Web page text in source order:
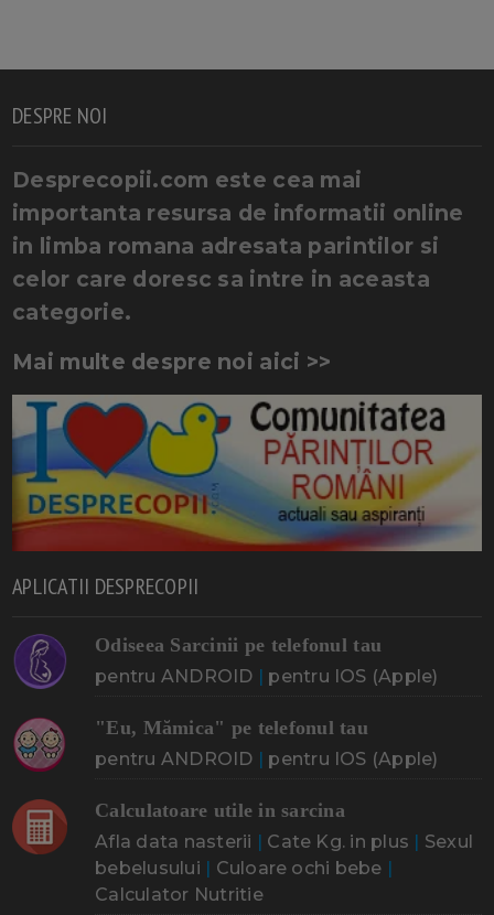
DESPRE NOI
Desprecopii.com este cea mai
importanta resursa de informatii online
in limba romana adresata parintilor si
celor care doresc sa intre in aceasta
categorie.
Mai multe despre noi aici >>
APLICATII DESPRECOPII
Odiseea Sarcinii pe telefonul tau
pentru ANDROID | pentru IOS (Apple)
"Eu, Mămica" pe telefonul tau
pentru ANDROID | pentru IOS (Apple)
Calculatoare utile in sarcina
Afla data nasterii | Cate Kg. in plus | Sexul
bebelusului | Culoare ochi bebe |
Calculator Nutritie